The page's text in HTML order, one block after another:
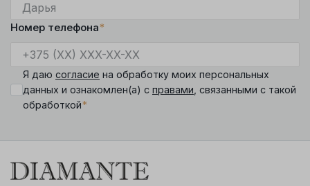
Номер телефона*
Я даю согласие на обработку моих персональных
данных и ознакомлен(а) с правами , связанными с такой
обработкой*